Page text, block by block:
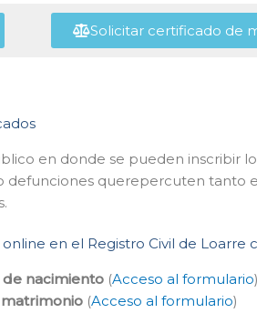
Solicitar certificado de
en donde se pueden inscribir
querepercuten tanto
en el Registro Civil de Loarre
nacimiento(Acceso al formulario)
(Acceso al formulario)